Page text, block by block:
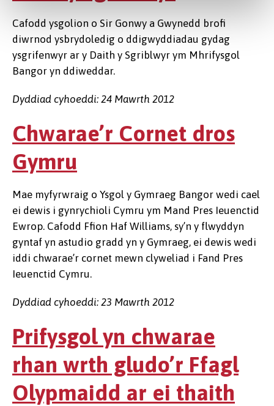
Cafodd ysgolion o Sir Gonwy a Gwynedd brofi
diwrnod ysbrydoledig o ddigwyddiadau gydag
ysgrifenwyr ar y Daith y Sgriblwyr ym Mhrifysgol
Bangor yn ddiweddar.
Dyddiad cyhoeddi: 24 Mawrth 2012
Chwarae’r Cornet dros
Gymru
Mae myfyrwraig o Ysgol y Gymraeg Bangor wedi cael
ei dewis i gynrychioli Cymru ym Mand Pres Ieuenctid
Ewrop. Cafodd Ffion Haf Williams, sy’n y flwyddyn
gyntaf yn astudio gradd yn y Gymraeg, ei dewis wedi
iddi chwarae’r cornet mewn clyweliad i Fand Pres
Ieuenctid Cymru.
Dyddiad cyhoeddi: 23 Mawrth 2012
Prifysgol yn chwarae
rhan wrth gludo’r Ffagl
Olypmaidd ar ei thaith